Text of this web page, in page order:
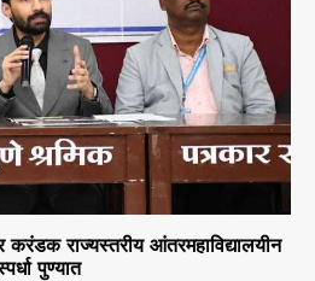
करंडक राज्यस्तरीय आंतरमहाविद्यालयीन
पुण्यात